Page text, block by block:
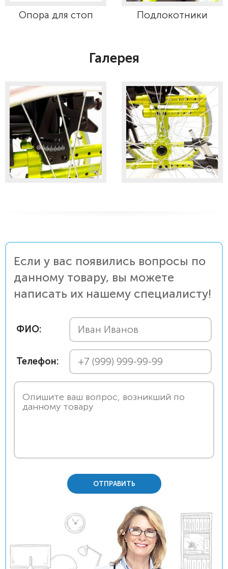
Опора для стоп Подлокотники
Галерея
Если у вас появились вопросы по
данному товару, вы можете
написать их нашему специалисту!
ФИО:
Телефон:
ОТПРАВИТЬ